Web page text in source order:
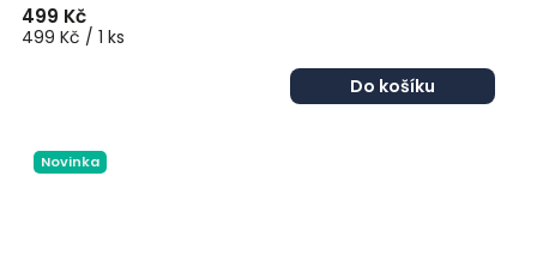
499 Kč
499 Kč / 1 ks
Do košíku
Novinka